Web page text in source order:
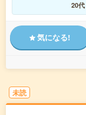
20代
気になる!
未読